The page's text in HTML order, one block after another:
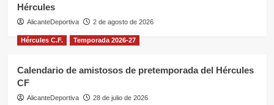
Hércules
AlicanteDeportiva 2 de agosto de 2026
Hércules C.F. Temporada 2026-27
Calendario de amistosos de pretemporada del Hércules
CF
AlicanteDeportiva 28 de julio de 2026